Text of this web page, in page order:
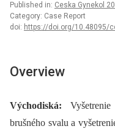
Published in: Ceska Gynekol
Category: Case Report
doi: https://doi.org/10.48095/
Overview
Východiská:
brušného svalu a